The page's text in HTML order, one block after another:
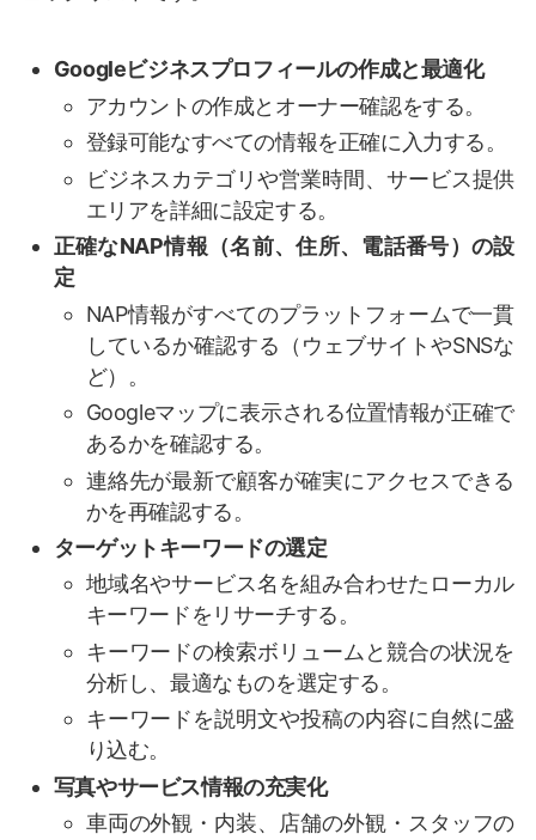
Googleビジネスプロフィールの作成と最適化
アカウントの作成とオーナー確認をする。
登録可能なすべての情報を正確に入力する。
ビジネスカテゴリや営業時間、サービス提供
エリアを詳細に設定する。
正確なNAP情報（名前、住所、電話番号）の設
定
NAP情報がすべてのプラットフォームで一貫
しているか確認する（ウェブサイトやSNSな
ど）。
Googleマップに表示される位置情報が正確で
あるかを確認する。
連絡先が最新で顧客が確実にアクセスできる
かを再確認する。
ターゲットキーワードの選定
地域名やサービス名を組み合わせたローカル
キーワードをリサーチする。
キーワードの検索ボリュームと競合の状況を
分析し、最適なものを選定する。
キーワードを説明文や投稿の内容に自然に盛
り込む。
写真やサービス情報の充実化
車両の外観・内装、店舗の外観・スタッフの